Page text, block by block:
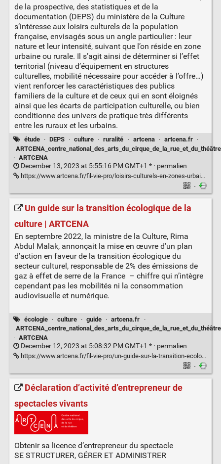
de la prospective, des statistiques et de la
documentation (DEPS) du ministère de la Culture
s’intéresse aux loisirs culturels de la population
française, envisagés sous un angle particulier : leur
nature et leur intensité, suivant que l’on réside en zone
urbaine ou rurale. Il s’agit ainsi de déterminer si l’effet
territorial (niveau d’équipement en structures
culturelles, mobilité nécessaire pour accéder à l’offre…)
vient renforcer les caractéristiques des publics
familiers de la culture et de ceux qui en sont éloignés
ainsi que les écarts de participation culturelle, ou bien
conditionne des univers de pratique très différents
entre les ruraux et les urbains.
étude · DEPS · culture · ruralité · artcena · artcena.fr
·
ARTCENA_centre_national_des_arts_du_cirque_de_la_rue_et_du_théâtre
· ARTCENA
December 13, 2023 at 5:55:16 PM GMT+1 * · permalien
https://www.artcena.fr/fil-vie-pro/loisirs-culturels-en-zones-urbaines-et-rurales-une-etude-du-deps
·
Un guide sur la transition écologique de la
culture | ARTCENA
En septembre 2022, la ministre de la Culture, Rima
Abdul Malak, annonçait la mise en œuvre d’un plan
d’action en faveur de la transition écologique du
secteur culturel, responsable de 2% des émissions de
gaz à effet de serre de la France – chiffre qui n’intègre
cependant pas les mobilités ni la consommation
audiovisuelle et numérique.
écologie · culture · guide · artcena.fr
·
ARTCENA_centre_national_des_arts_du_cirque_de_la_rue_et_du_théâtre
· ARTCENA
December 12, 2023 at 5:08:32 PM GMT+1 * · permalien
https://www.artcena.fr/fil-vie-pro/un-guide-sur-la-transition-ecologique-de-la-culture
·
Déclaration d’activité d’entrepreneur de
spectacles vivants
Obtenir sa licence d’entrepreneur du spectacle
SE STRUCTURER, GÉRER ET ADMINISTRER